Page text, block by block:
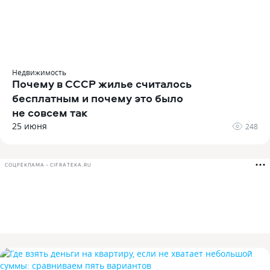
Недвижимость
Почему в СССР жилье считалось
бесплатным и почему это было
не совсем так
25 июня 248
СОЦРЕКЛАМА • CIFRATEKA.RU